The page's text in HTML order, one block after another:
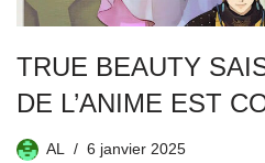
TRUE BEAUTY
DE L’ANIME EST
AL 6 janvier 2025